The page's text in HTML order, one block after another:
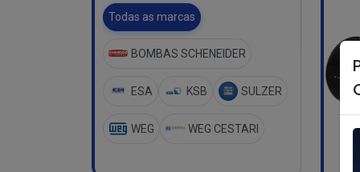
Todas as marcas
BOMBAS SCHENEIDER
ESA KSB SULZER
WEG WEG CESTARI